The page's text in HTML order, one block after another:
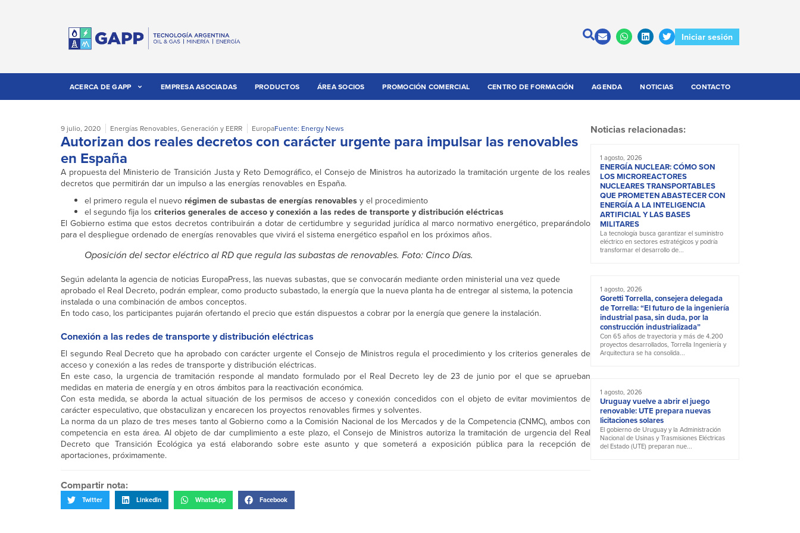
Iniciar sesión
ACERCA DE GAPP EMPRESA ASOCIADAS PRODUCTOS ÁREA SOCIOS PROMOCIÓN COMERCIAL CENTRO DE FORMACIÓN AGENDA NOTICIAS CONTACTO
9 julio, 2020 Energías Renovables, Generación y EERR EuropaFuente: Energy News
Autorizan dos reales decretos con carácter urgente para impulsar las renovables
en España
A propuesta del Ministerio de Transición Justa y Reto Demográfico, el Consejo de Ministros ha autorizado la tramitación urgente de los reales
decretos que permitirán dar un impulso a las energías renovables en España.
el primero regula el nuevo régimen de subastas de energías renovables y el procedimiento
el segundo fija los criterios generales de acceso y conexión a las redes de transporte y distribución eléctricas
El Gobierno estima que estos decretos contribuirán a dotar de certidumbre y seguridad jurídica al marco normativo energético, preparándolo
para el despliegue ordenado de energías renovables que vivirá el sistema energético español en los próximos años.
Oposición del sector eléctrico al RD que regula las subastas de renovables. Foto: Cinco Días.
Según adelanta la agencia de noticias EuropaPress, las nuevas subastas, que se convocarán mediante orden ministerial una vez quede
aprobado el Real Decreto, podrán emplear, como producto subastado, la energía que la nueva planta ha de entregar al sistema, la potencia
instalada o una combinación de ambos conceptos.
En todo caso, los participantes pujarán ofertando el precio que están dispuestos a cobrar por la energía que genere la instalación.
Conexión a las redes de transporte y distribución eléctricas
El segundo Real Decreto que ha aprobado con carácter urgente el Consejo de Ministros regula el procedimiento y los criterios generales de
acceso y conexión a las redes de transporte y distribución eléctricas.
En este caso, la urgencia de tramitación responde al mandato formulado por el Real Decreto ley de 23 de junio por el que se aprueban
medidas en materia de energía y en otros ámbitos para la reactivación económica.
Con esta medida, se aborda la actual situación de los permisos de acceso y conexión concedidos con el objeto de evitar movimientos de
carácter especulativo, que obstaculizan y encarecen los proyectos renovables firmes y solventes.
La norma da un plazo de tres meses tanto al Gobierno como a la Comisión Nacional de los Mercados y de la Competencia (CNMC), ambos con
competencia en esta área. Al objeto de dar cumplimiento a este plazo, el Consejo de Ministros autoriza la tramitación de urgencia del Real
Decreto que Transición Ecológica ya está elaborando sobre este asunto y que someterá a exposición pública para la recepción de
aportaciones, próximamente.
Compartir nota:
Twitter LinkedIn WhatsApp Facebook
Noticias relacionadas:
1 agosto, 2026
ENERGÍA NUCLEAR: CÓMO SON
LOS MICROREACTORES
NUCLEARES TRANSPORTABLES
QUE PROMETEN ABASTECER CON
ENERGÍA A LA INTELIGENCIA
ARTIFICIAL Y LAS BASES
MILITARES
La tecnología busca garantizar el suministro
eléctrico en sectores estratégicos y podría
transformar el desarrollo de...
1 agosto, 2026
Goretti Torrella, consejera delegada
de Torrella: “El futuro de la ingeniería
industrial pasa, sin duda, por la
construcción industrializada”
Con 65 años de trayectoria y más de 4.200
proyectos desarrollados, Torrella Ingeniería y
Arquitectura se ha consolida...
1 agosto, 2026
Uruguay vuelve a abrir el juego
renovable: UTE prepara nuevas
licitaciones solares
El gobierno de Uruguay y la Administración
Nacional de Usinas y Trasmisiones Eléctricas
del Estado (UTE) preparan nue...